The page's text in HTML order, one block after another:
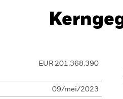
EUR 201.368.390
09/mei/2023